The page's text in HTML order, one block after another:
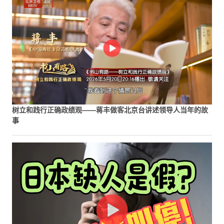
树立和践行正确政绩观——蒋丰做客北京台讲述领导人当年的故
事